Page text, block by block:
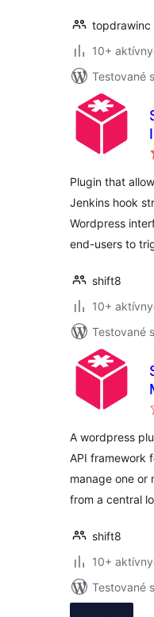
topdrawinc
10+
Testované
Plugin that
Jenkins hook
Wordpress
end-users to
shift8
10+
Testované
A wordpress
API framework
manage one or
from a central
shift8
10+
Testované